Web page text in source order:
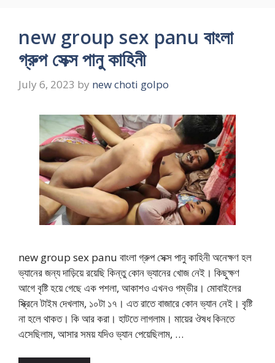
new group sex panu বাংলা
গ্রুপ সেক্স পানু কাহিনী
July 6, 2023 by new choti golpo
new group sex panu বাংলা গ্রুপ সেক্স পানু কাহিনী অনেক্ষণ হল
ভ্যানের জন্য দাড়িয়ে রয়েছি কিন্তু কোন ভ্যানের খোজ নেই। কিছুক্ষণ
আগে বৃষ্টি হয়ে গেছে এক পশলা, আকাশও এখনও গম্ভীর। মোবাইলের
স্ক্রিনে টাইম দেখলাম, ১০টা ১৭। এত রাতে বাজারে কোন ভ্যান নেই। বৃষ্টি
না হলে থাকত। কি আর করা। হাটতে লাগলাম। মায়ের ঔষধ কিনতে
এসেছিলাম, আসার সময় যদিও ভ্যান পেয়েছিলাম, …